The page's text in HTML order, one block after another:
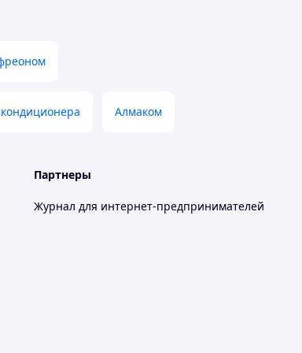
Алмаком
Партнеры
Журнал для интернет-предпринимателей